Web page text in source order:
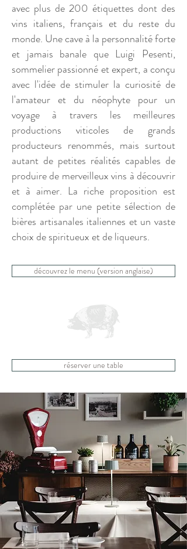
avec plus de 200 étiquettes dont des
vins italiens, français et du reste du
monde. Une cave à la personnalité forte
et jamais banale que Luigi Pesenti,
sommelier passionné et expert, a conçu
avec l'idée de stimuler la curiosité de
l'amateur et du néophyte pour un
voyage à travers les meilleures
productions viticoles de grands
producteurs renommés, mais surtout
autant de petites réalités capables de
produire de merveilleux vins à découvrir
et à aimer. La riche proposition est
complétée par une petite sélection de
bières artisanales italiennes et un vaste
choix de spiritueux et de liqueurs.
découvrez le menu (version anglaise)
réserver une table